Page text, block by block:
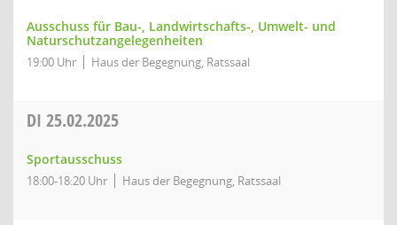
Ausschuss für Bau-, Landwirtschafts-, Umwelt- und
Naturschutzangelegenheiten
19:00 Uhr Haus der Begegnung, Ratssaal
DI 25.02.2025
Sportausschuss
18:00-18:20 Uhr Haus der Begegnung, Ratssaal